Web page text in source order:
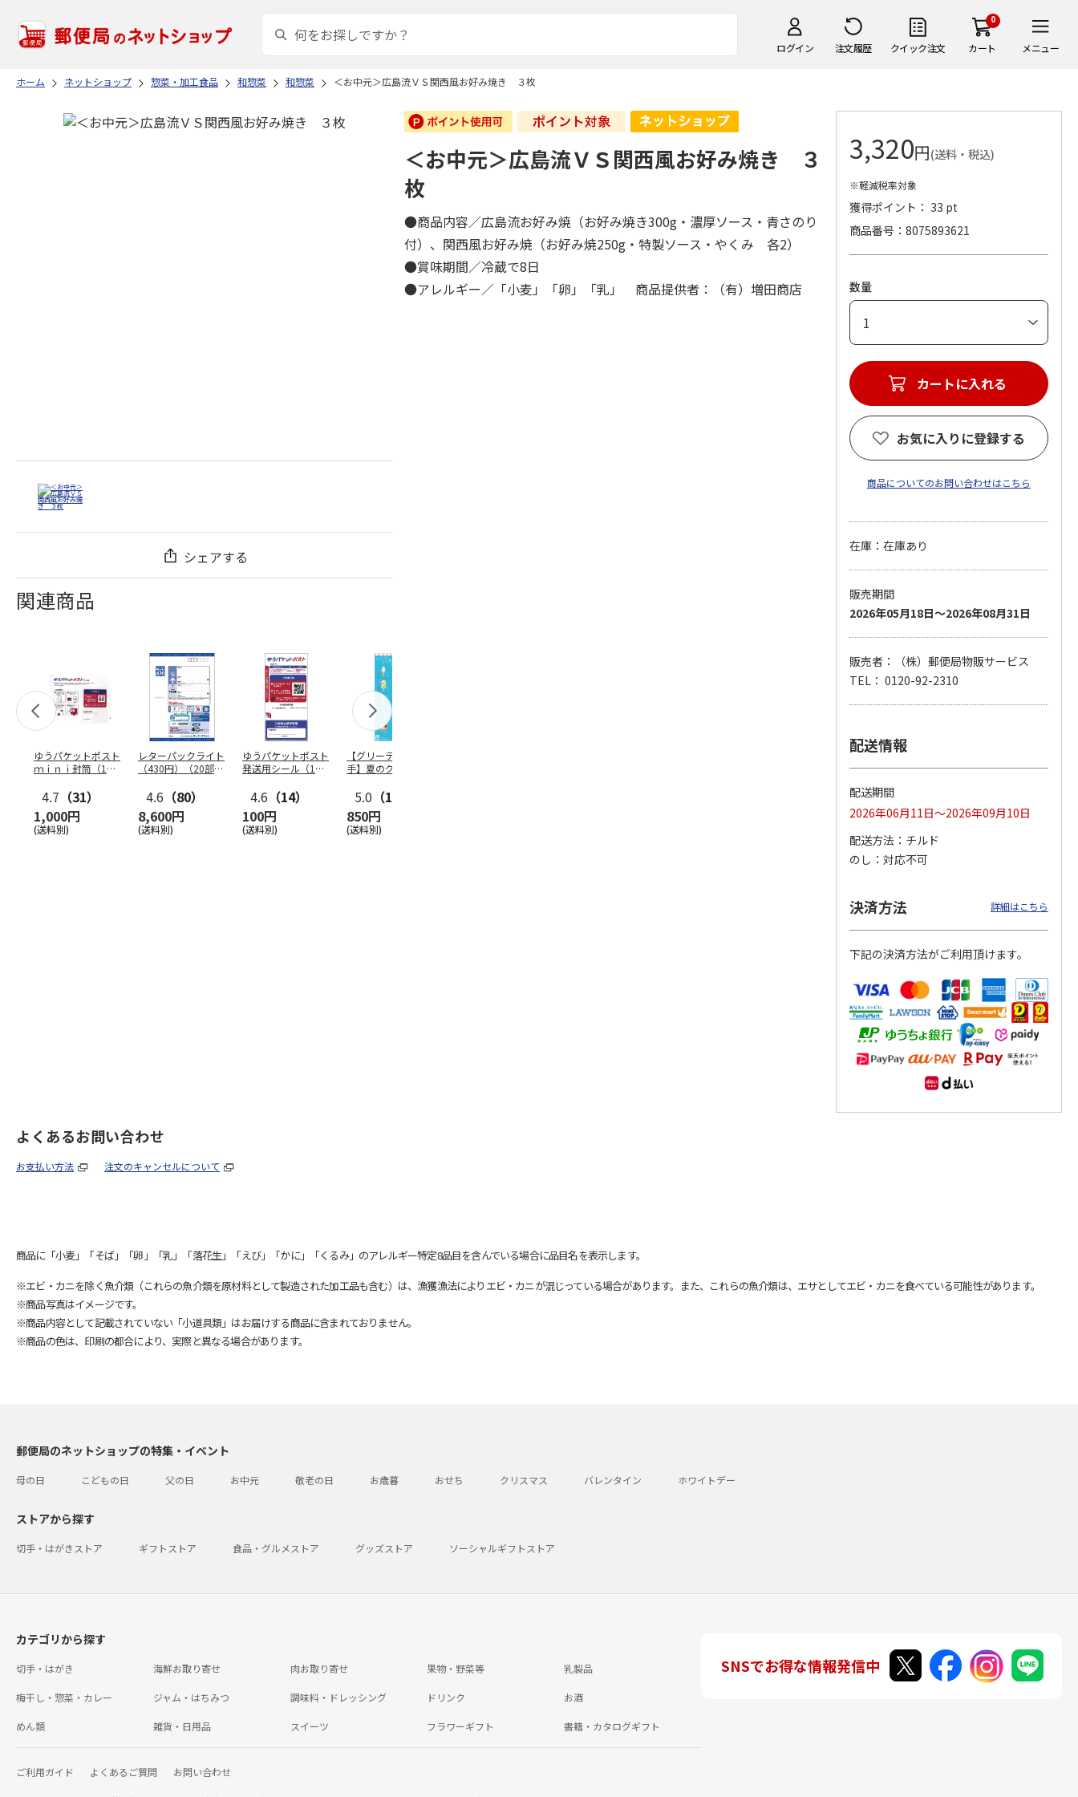
ログイン 注文履歴 クイック注文
0
カート メニュー
ホーム ネットショップ 惣菜・加工食品 和惣菜 和惣菜 ＜お中元＞広島流ＶＳ関西風お好み焼き ３枚
シェアする
関連商品
ゆうパケットポスト
ｍｉｎｉ封筒（1個
4.7 （31）
1,000円
(送料別)
レターパックライト
（430円）（20部セ
4.6 （80）
8,600円
(送料別)
ゆうパケットポスト
発送用シール（1個
4.6 （14）
100円
(送料別)
【グリーティング切
手】夏のグリーティ
5.0 （10）
850円
(送料別)
手】ハッピーグリー
【グリーティング切
手】グリーティング
円…
4.8（11）
5,500円
通切手・千鳥（1シ
11,000円
＜お中元＞広島流ＶＳ関西風お好み焼き ３
枚
●商品内容／広島流お好み焼（お好み焼き300g・濃厚ソース・青さのり
付）、関西風お好み焼（お好み焼250g・特製ソース・やくみ 各2）
●賞味期間／冷蔵で8日
●アレルギー／「小麦」「卵」「乳」 商品提供者：（有）増田商店
3,320円(送料・税込)
※軽減税率対象
獲得ポイント： 33 pt
商品番号
8075893621
数量
カートに入れる
お気に入りに登録する
商品についてのお問い合わせはこちら
在庫：在庫あり
販売期間
2026年05月18日～2026年08月31日
販売者：（株）郵便局物販サービス
TEL： 0120-92-2310
配送情報
配送期間
2026年06月11日～2026年09月10日
配送方法
チルド
のし
対応不可
決済方法 詳細はこちら
下記の決済方法がご利用頂けます。
よくあるお問い合わせ
お支払い方法 注文のキャンセルについて
商品に「小麦」「そば」「卵」「乳」「落花生」「えび」「かに」「くるみ」のアレルギー特定8品目を含んでいる場合に品目名を表示します。
※エビ・カニを除く魚介類（これらの魚介類を原材料として製造された加工品も含む）は、漁獲漁法によりエビ・カニが混じっている場合があります。また、これらの魚介類は、エサとしてエビ・カニを食べている可能性があります。
※商品写真はイメージです。
※商品内容として記載されていない「小道具類」はお届けする商品に含まれておりません。
※商品の色は、印刷の都合により、実際と異なる場合があります。
郵便局のネットショップの特集・イベント
母の日 こどもの日 父の日 お中元 敬老の日 お歳暮 おせち クリスマス バレンタイン ホワイトデー
ストアから探す
切手・はがきストア ギフトストア 食品・グルメストア グッズストア ソーシャルギフトストア
カテゴリから探す
切手・はがき 海鮮お取り寄せ 肉お取り寄せ 果物・野菜等 乳製品
梅干し・惣菜・カレー ジャム・はちみつ 調味料・ドレッシング ドリンク お酒
めん類 雑貨・日用品 スイーツ フラワーギフト 書籍・カタログギフト
ご利用ガイド よくあるご質問 お問い合わせ
SNSでお得な情報発信中